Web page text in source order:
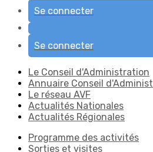
Se connecter
Se connecter
Le Conseil d'Administration
Annuaire Conseil
Le réseau AVF
Actualités Nationales
Actualités Régionales
Programme des activités
Sorties et visites